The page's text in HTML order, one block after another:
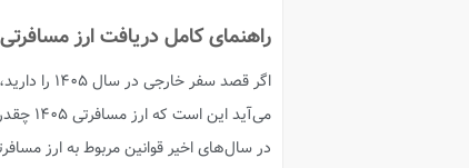
راهنمای کامل دریافت ارز مسافرتی 1405؛ تازه‌ترین قوانین
اگر قصد سفر خارجی در سال ۱۴۰۵ را دارید، احتمالا بعد از خرید
می‌آید این است که ارز مسافرتی ۱۴۰۵ چقدر است و چطور می‌توان آن را دریافت کرد؟
در سال‌های اخیر قوانین مربوط به ارز